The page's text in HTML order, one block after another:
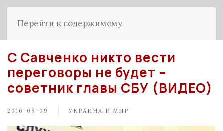
Перейти к содержимому
С Савченко никто вести
переговоры не будет –
советник главы СБУ (ВИДЕО)
2016-08-09 УКРАИНА И МИР